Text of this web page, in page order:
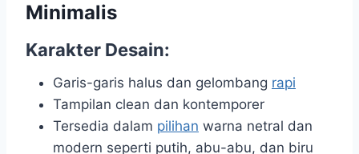
Minimalis
Karakter Desain:
Garis-garis halus dan gelombang rapi
Tampilan clean dan kontemporer
Tersedia dalam pilihan warna netral dan
modern seperti putih, abu-abu, dan biru